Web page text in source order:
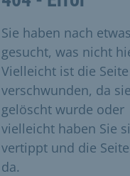
Sie haben nach etwas
gesucht, was nicht
Vielleicht ist die Seite
verschwunden, da sie
gelöscht wurde oder
vielleicht haben Sie
vertippt und die
da.